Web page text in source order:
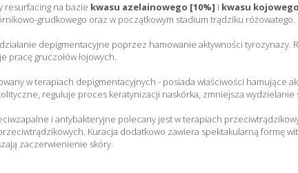
resurfacing na bazie kwasu azelainowego [10%] i kwasu
grudkowego oraz w początkowym stadium trądziku różowatego.
depigmentacyjne poprzez hamowanie aktywności tyrozynazy.
pracę gruczołów łojowych.
w terapiach depigmentacyjnych - posiada właściwości
reguluje proces keratynizacji naskórka, zmniejsza wydzielanie
i antybakteryjne polecany jest w terapiach
Kuracja dodatkowo zawiera spektakularną formę
zaczerwienienie skóry.